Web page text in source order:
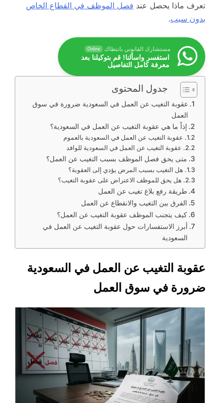
تعرف ماذا يحصل عند فصل الموظف في القطاع الخاص
بدون سبب.
مستشارك القانوني بانتظاك Online
استفسر واسألنا! قم بتوكيلنا بعد
معرفة كامل التفاصيل
جدول المحتوى
عقوبة التغيب عن العمل في السعودية ضرورة في سوق
العمل
إذاً ما هي عقوبة التغيب عن العمل في السعودية؟
عقوبة التغيب عن العمل في السعودية بالعموم
عقوبة التغيب عن العمل في السعودية للوافد
متى يحق فصل الموظف بسبب التغيب عن العمل؟
هل التغيب بسبب المرض يؤدي إلى العقوبة؟
هل يحق للموظف الاعتراض على عقوبة التغيب؟
طريقة رفع بلاغ تغيب عن العمل
الفرق بين التغيب والانقطاع عن العمل
كيف يتجنب الموظف عقوبة التغيب عن العمل؟
أبرز الاستفسارات حول عقوبة التغيب عن العمل في
السعودية
عقوبة التغيب عن العمل في السعودية
ضرورة في سوق العمل